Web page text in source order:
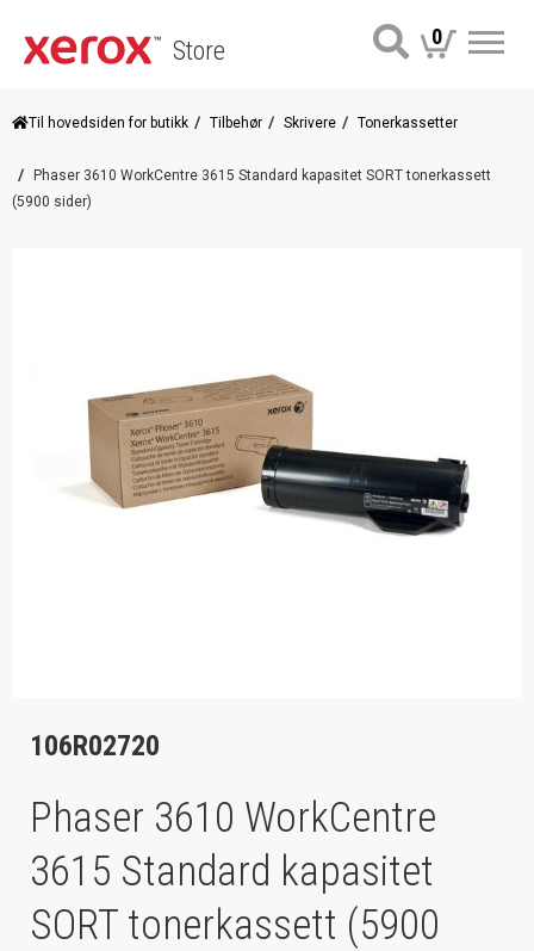
Store 0
Til hovedsiden for butikk Tilbehør Skrivere Tonerkassetter
Phaser 3610 WorkCentre 3615 Standard kapasitet SORT tonerkassett
(5900 sider)
106R02720
Phaser 3610 WorkCentre
3615 Standard kapasitet
SORT tonerkassett (5900